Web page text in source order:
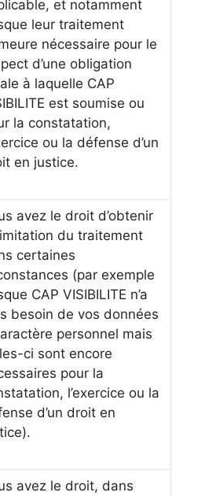
et notamment
leur traitement
nécessaire pour le
d’une obligation
à laquelle CAP
est soumise ou
la constatation,
ou la défense d’un
en justice.
avez le droit d’obtenir
du traitement
certaines
(par exemple
CAP VISIBILITE n’a
besoin de vos données
personnel mais
ci sont encore
pour la
l’exercice ou la
d’un droit en
avez le droit, dans